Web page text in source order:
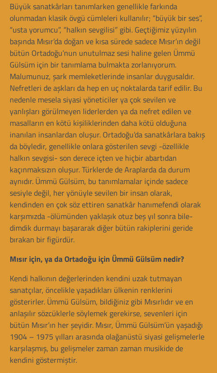
Büyük sanatkârları tanımlarken genellikle farkında
olunmadan klasik övgü cümleleri kullanılır; “büyük bir ses”,
“usta yorumcu”, “halkın sevgilisi” gibi. Geçtiğimiz yüzyılın
başında Mısır’da doğan ve kısa sürede sadece Mısır’ın değil
bütün Ortadoğu’nun unutulmaz sesi haline gelen Ümmü
Gülsüm için bir tanımlama bulmakta zorlanıyorum.
Malumunuz, şark memleketlerinde insanlar duygusaldır.
Nefretleri de aşkları da hep en uç noktalarda tarif edilir. Bu
nedenle mesela siyasi yöneticiler ya çok sevilen ve
yanlışları görülmeyen liderlerden ya da nefret edilen ve
masalların en kötü kişiliklerinden daha kötü olduğuna
inanılan insanlardan oluşur. Ortadoğu’da sanatkârlara bakış
da böyledir, genellikle onlara gösterilen sevgi -özellikle
halkın sevgisi- son derece içten ve hiçbir abartıdan
kaçınmaksızın oluşur. Türklerde de Araplarda da durum
aynıdır. Ümmü Gülsüm, bu tanımlamalar içinde sadece
sesiyle değil, her yönüyle sevilen bir insan olarak,
kendinden en çok söz ettiren sanatkâr hanımefendi olarak
karşımızda -ölümünden yaklaşık otuz beş yıl sonra bile-
dimdik durmayı başararak diğer bütün rakiplerini geride
bırakan bir figürdür.
Mısır için, ya da Ortadoğu için Ümmü Gülsüm nedir?
Kendi halkının değerlerinden kendini uzak tutmayan
sanatçılar, öncelikle yaşadıkları ülkenin renklerini
gösterirler. Ümmü Gülsüm, bildiğiniz gibi Mısırlıdır ve en
anlaşılır sözcüklerle söylemek gerekirse, sevenleri için
bütün Mısır’ın her şeyidir. Mısır, Ümmü Gülsüm’ün yaşadığı
1904 – 1975 yılları arasında olağanüstü siyasi gelişmelerle
karşılaşmış, bu gelişmeler zaman zaman musikide de
kendini göstermiştir.